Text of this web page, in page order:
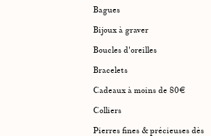
Bagues
Bijoux à graver
Boucles d'oreilles
Bracelets
Cadeaux à moins de 80€
Colliers
Pierres fines & précieuses dès